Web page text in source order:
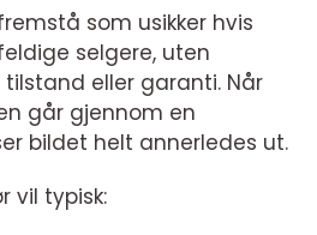
som usikker hvis
selgere, uten
eller garanti. Når
går gjennom en
bildet helt annerledes ut.
vil typisk: